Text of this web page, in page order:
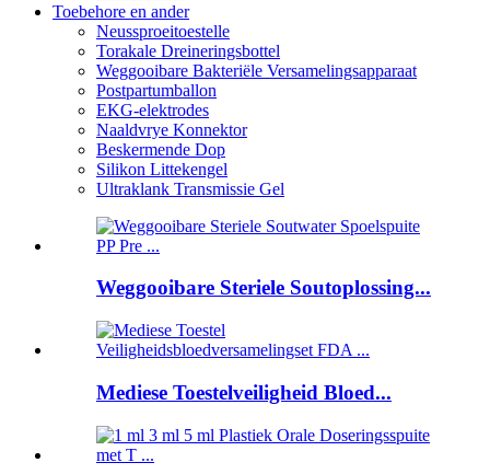
Toebehore en ander
Neussproeitoestelle
Torakale Dreineringsbottel
Weggooibare Bakteriële Versamelingsapparaat
Postpartumballon
EKG-elektrodes
Naaldvrye Konnektor
Beskermende Dop
Silikon Littekengel
Ultraklank Transmissie Gel
Weggooibare Steriele Soutoplossing...
Mediese Toestelveiligheid Bloed...